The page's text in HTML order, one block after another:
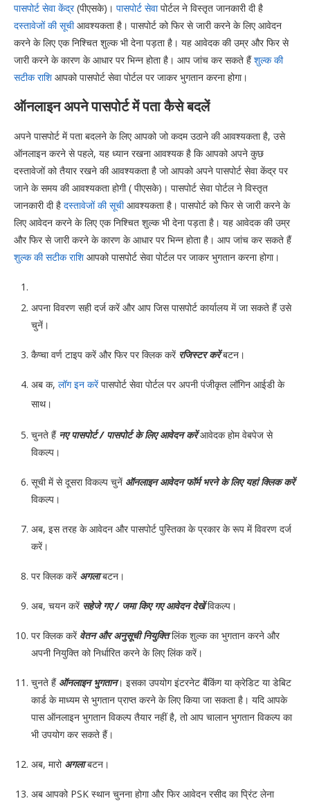
पासपोर्ट सेवा केंद्र(पीएसके)। पासपोर्ट सेवापोर्टल ने विस्तृत जानकारी दी है
दस्तावेजों की सूचीआवश्यकता है। पासपोर्ट को फिर से जारी करने के लिए आवेदन
करने के लिए एक निश्चित शुल्क भी देना पड़ता है। यह आवेदक की उम्र और फिर से
जारी करने के कारण के आधार पर भिन्न होता है। आप जांच कर सकते हैंशुल्क की
सटीक राशिआपको पासपोर्ट सेवा पोर्टल पर जाकर भुगतान करना होगा।
ऑनलाइन अपने पासपोर्ट में पता कैसे बदलें
अपने पासपोर्ट में पता बदलने के लिए आपको जो कदम उठाने की आवश्यकता है, उसे
ऑनलाइन करने से पहले, यह ध्यान रखना आवश्यक है कि आपको अपने कुछ
दस्तावेजों को तैयार रखने की आवश्यकता है जो आपको अपने पासपोर्ट सेवा केंद्र पर
जाने के समय की आवश्यकता होगी ( पीएसके)। पासपोर्ट सेवा पोर्टल ने विस्तृत
जानकारी दी है दस्तावेजों की सूचीआवश्यकता है। पासपोर्ट को फिर से जारी करने के
लिए आवेदन करने के लिए एक निश्चित शुल्क भी देना पड़ता है। यह आवेदक की उम्र
और फिर से जारी करने के कारण के आधार पर भिन्न होता है। आप जांच कर सकते हैं
शुल्क की सटीक राशिआपको पासपोर्ट सेवा पोर्टल पर जाकर भुगतान करना होगा।
अपना विवरण सही दर्ज करें और आप जिस पासपोर्ट कार्यालय में जा सकते हैं उसे
चुनें।
कैप्चा वर्ण टाइप करें और फिर पर क्लिक करें रजिस्टर करेंबटन।
अब क, लॉग इन करेंपासपोर्ट सेवा पोर्टल पर अपनी पंजीकृत लॉगिन आईडी के
साथ।
चुनते हैं नए पासपोर्ट / पासपोर्ट के लिए आवेदन करेंआवेदक होम वेबपेज से
विकल्प।
सूची में से दूसरा विकल्प चुनें ऑनलाइन आवेदन फॉर्म भरने के लिए यहां क्लिक करें
विकल्प।
अब, इस तरह के आवेदन और पासपोर्ट पुस्तिका के प्रकार के रूप में विवरण दर्ज
करें।
पर क्लिक करें अगलाबटन।
अब, चयन करें सहेजे गए / जमा किए गए आवेदन देखेंविकल्प।
पर क्लिक करें वेतन और अनुसूची नियुक्तिलिंक शुल्क का भुगतान करने और
अपनी नियुक्ति को निर्धारित करने के लिए लिंक करें।
चुनते हैं ऑनलाइन भुगतान। इसका उपयोग इंटरनेट बैंकिंग या क्रेडिट या डेबिट
कार्ड के माध्यम से भुगतान प्राप्त करने के लिए किया जा सकता है। यदि आपके
पास ऑनलाइन भुगतान विकल्प तैयार नहीं है, तो आप चालान भुगतान विकल्प का
भी उपयोग कर सकते हैं।
अब, मारो अगलाबटन।
अब आपको PSK स्थान चुनना होगा और फिर आवेदन रसीद का प्रिंट लेना